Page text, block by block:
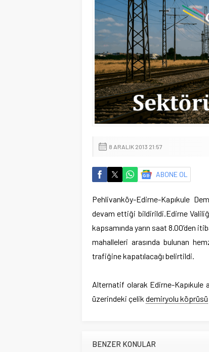
8 ARALIK 2013 21:57
ABONE OL
Pehlivanköy-Edirne-Kapıkule
devam ettiği bildirildi.Edirne
kapsamında yarın saat 8.00’den
mahalleleri arasında bulunan
trafiğine kapatılacağı belirtildi.
Alternatif olarak Edirne-Kapıkule
üzerindeki çelik demiryolu köprüsü
BENZER KONULAR